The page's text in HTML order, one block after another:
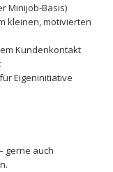
Minijob-Basis)
kleinen, motivierten
Kundenkontakt
Eigeninitiative
gerne auch